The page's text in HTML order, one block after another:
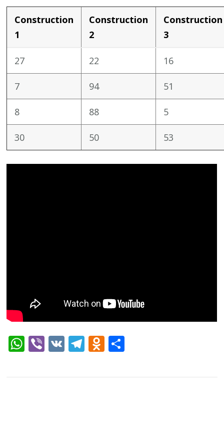
Construction
1
Construction
2
Construction
3
27 22 16
7 94 51
8 88 5
30 50 53
WhatsApp
Viber
VKTelegram
Odnoklassniki